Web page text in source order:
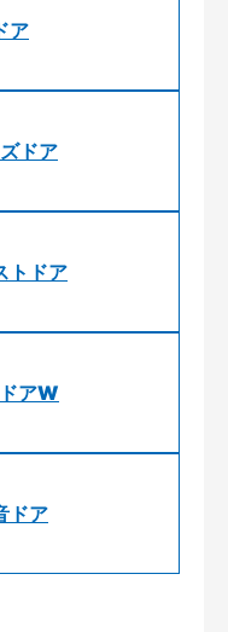
ア
ドア
トドア
アW
ドア